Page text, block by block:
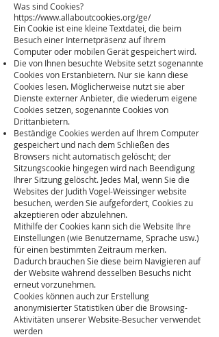
Was sind Cookies?
https://www.allaboutcookies.org/ge/
Ein Cookie ist eine kleine Textdatei, die beim
Besuch einer Internetpräsenz auf Ihrem
Computer oder mobilen Gerät gespeichert wird.
Die von Ihnen besuchte Website setzt sogenannte
Cookies von Erstanbietern. Nur sie kann diese
Cookies lesen. Möglicherweise nutzt sie aber
Dienste externer Anbieter, die wiederum eigene
Cookies setzen, sogenannte Cookies von
Drittanbietern.
Beständige Cookies werden auf Ihrem Computer
gespeichert und nach dem Schließen des
Browsers nicht automatisch gelöscht; der
Sitzungscookie hingegen wird nach Beendigung
Ihrer Sitzung gelöscht. Jedes Mal, wenn Sie die
Websites der Judith Vogel-Weissinger website
besuchen, werden Sie aufgefordert, Cookies zu
akzeptieren oder abzulehnen.
Mithilfe der Cookies kann sich die Website Ihre
Einstellungen (wie Benutzername, Sprache usw.)
für einen bestimmten Zeitraum merken.
Dadurch brauchen Sie diese beim Navigieren auf
der Website während desselben Besuchs nicht
erneut vorzunehmen.
Cookies können auch zur Erstellung
anonymisierter Statistiken über die Browsing-
Aktivitäten unserer Website-Besucher verwendet
werden